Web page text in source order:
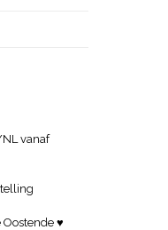
vanaf
♥